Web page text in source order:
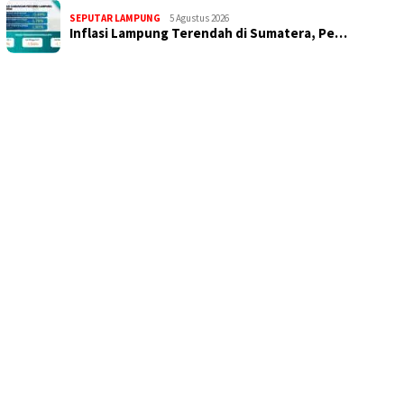
SEPUTAR LAMPUNG 5 Agustus 2026
Inflasi Lampung Terendah di Sumatera, Pe…